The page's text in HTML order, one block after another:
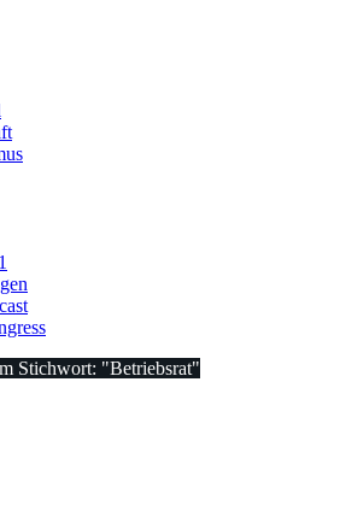
Stichwort: "Betriebsrat"